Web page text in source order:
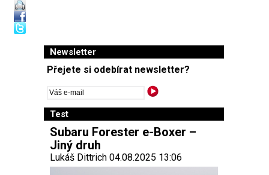
Newsletter
Přejete si odebírat newsletter?
Test
Subaru Forester e-Boxer –
Jiný druh
Lukáš Dittrich 04.08.2025 13:06